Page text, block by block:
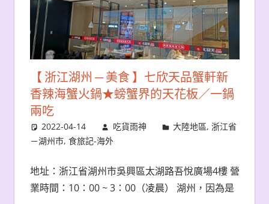
【 浙江湖州 ─ 美食 】七欣天品蟹軒新
香辣海蟹火鍋★螃蟹界的天花板／一鍋
兩吃
2022-04-14 吃貨雨神 大陸地區,浙江省
－湖州市, 食旅記-海外
地址：浙江省湖州市吳興區太湖路吾悅廣場4樓 營
業時間：10：00 ~ 3：00（凌晨） 湖州，因為是